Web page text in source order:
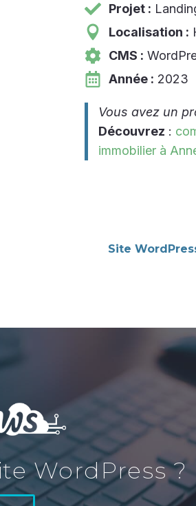
Projet :
Localisation :
CMS :
Année : 2023
Vous avez un
Découvrez :
immobilier à
Site
WordPress ?